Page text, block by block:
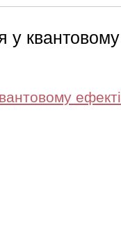
у квантовому
ефекті